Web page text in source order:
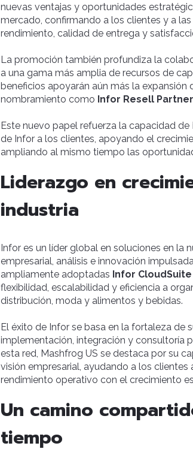
nuevas ventajas y oportunidades
mercado, confirmando a los clientes y a
rendimiento, calidad de entrega y
La promoción también profundiza la
a una gama más amplia de recursos de
beneficios apoyarán aún más la
nombramiento como Infor Resell
Este nuevo papel refuerza la capacidad
de Infor a los clientes, apoyando el
ampliando al mismo tiempo las
Liderazgo en
industria
Infor es un líder global en soluciones en la
empresarial, análisis e innovación
ampliamente adoptadas Infor CloudSuite
flexibilidad, escalabilidad y eficiencia a
distribución, moda y alimentos y bebidas.
El éxito de Infor se basa en la fortaleza de
implementación, integración y consultoría
esta red, Mashfrog US se destaca por su
visión empresarial, ayudando a los
rendimiento operativo con el crecimiento
Un camino
tiempo